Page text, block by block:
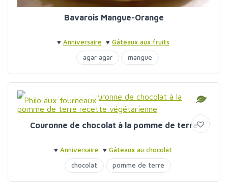
Bavarois Mangue-Orange
♥ Anniversaire ♥ Gâteaux aux fruits
agar agar
mangue
Philo aux fourneaux
Couronne de chocolat à la pomme de terre
♥ Anniversaire ♥ Gâteaux au chocolat
chocolat
pomme de terre